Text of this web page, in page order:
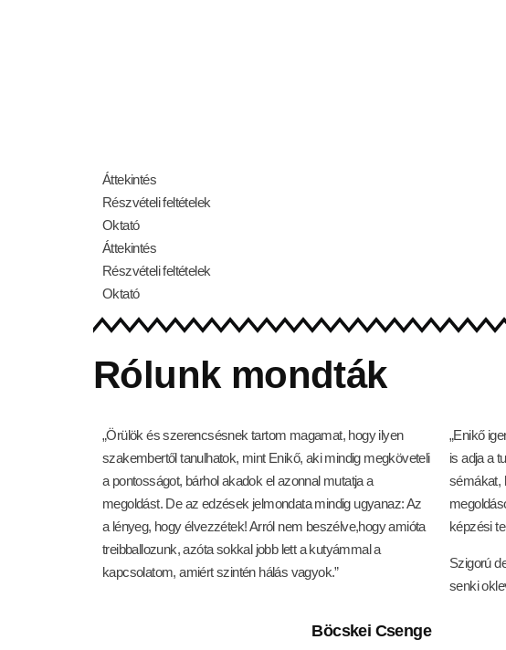
Áttekintés
Részvételi feltételek
Oktató
Áttekintés
Részvételi feltételek
Oktató
Rólunk mondták
„Örülök és szerencsésnek tartom magamat, hogy ilyen
szakembertől tanulhatok, mint Enikő, aki mindig megköveteli
a pontosságot, bárhol akadok el azonnal mutatja a
megoldást. De az edzések jelmondata mindig ugyanaz: Az
a lényeg, hogy élvezzétek! Arról nem beszélve,hogy amióta
treibballozunk, azóta sokkal jobb lett a kutyámmal a
kapcsolatom, amiért szintén hálás vagyok.”
Böcskei Csenge
„Enikő
is adja a
sémákat,
képzési
Szigorú
senki